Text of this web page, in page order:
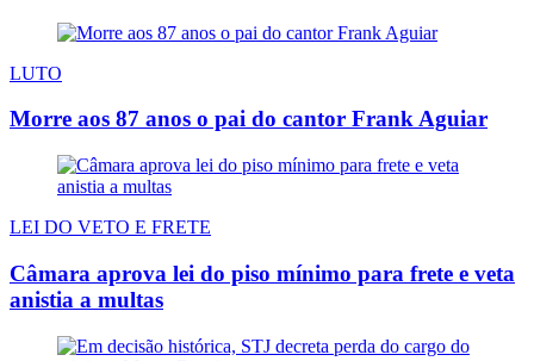
LUTO
Morre aos 87 anos o pai do cantor Frank Aguiar
LEI DO VETO E FRETE
Câmara aprova lei do piso mínimo para frete e veta
anistia a multas